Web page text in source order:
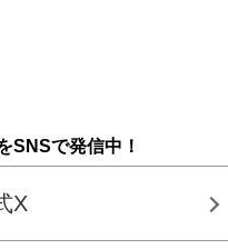
SNSで発信中！
X